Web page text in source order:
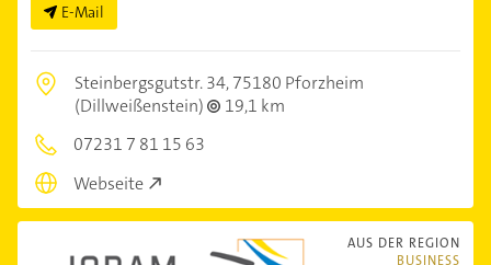
E-Mail
Steinbergsgutstr. 34,75180 Pforzheim
(Dillweißenstein)
19,1 km
07231 7 81 15 63
Webseite
AUS DER REGION
BUSINESS